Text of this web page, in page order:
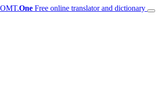
One Free online translator and dictionary